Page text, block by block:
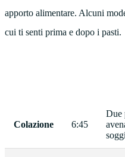
apporto alimentare. Alcuni
cui ti senti prima e dopo i pasti.
Colazione 6:45
Due